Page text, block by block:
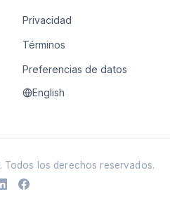
Privacidad
Términos
Preferencias de datos
English
. Todos los derechos reservados.